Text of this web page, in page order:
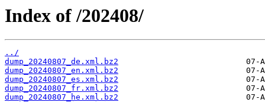
Index of /202408/
../
dump_20240807_de.xml.bz2
dump_20240807_en.xml.bz2
dump_20240807_es.xml.bz2
dump_20240807_fr.xml.bz2
dump_20240807_he.xml.bz2